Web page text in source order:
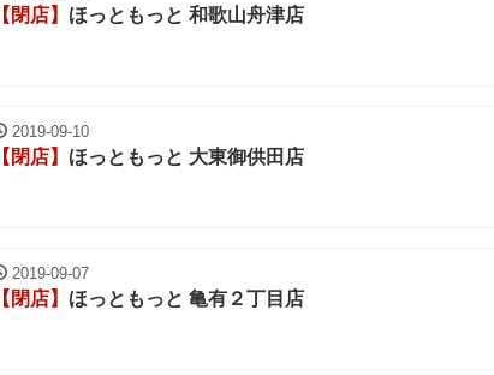
【閉店】 ほっともっと 和歌山舟津店
2019-09-10
【閉店】 ほっともっと 大東御供田店
2019-09-07
【閉店】 ほっともっと 亀有２丁目店